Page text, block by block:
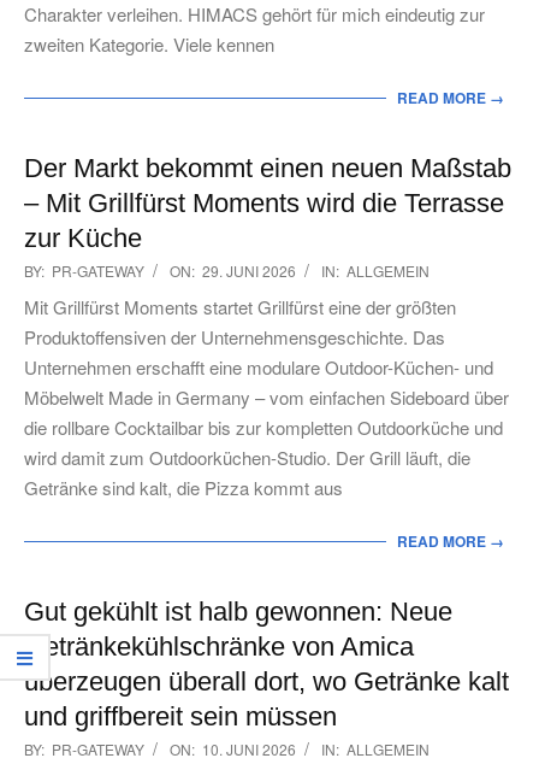
Charakter verleihen. HIMACS gehört für mich eindeutig zur
zweiten Kategorie. Viele kennen
READ MORE →
Der Markt bekommt einen neuen Maßstab
– Mit Grillfürst Moments wird die Terrasse
zur Küche
2026-
06-
29
BY: PR-GATEWAY ON: 29. JUNI 2026 IN: ALLGEMEIN
Mit Grillfürst Moments startet Grillfürst eine der größten
Produktoffensiven der Unternehmensgeschichte. Das
Unternehmen erschafft eine modulare Outdoor-Küchen- und
Möbelwelt Made in Germany – vom einfachen Sideboard über
die rollbare Cocktailbar bis zur kompletten Outdoorküche und
wird damit zum Outdoorküchen-Studio. Der Grill läuft, die
Getränke sind kalt, die Pizza kommt aus
READ MORE →
Gut gekühlt ist halb gewonnen: Neue
Getränkekühlschränke von Amica
überzeugen überall dort, wo Getränke kalt
und griffbereit sein müssen
2026-
BY: PR-GATEWAY ON: 10. JUNI 2026 IN: ALLGEMEIN